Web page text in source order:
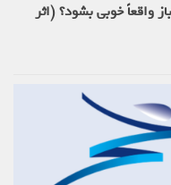
خوبی بشود؟ (اثر